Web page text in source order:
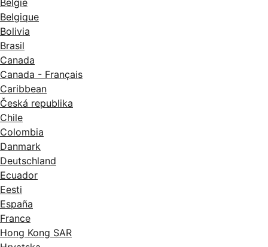
Belgique
Bolivia
Brasil
Canada
Canada - Français
Caribbean
Česká republika
Chile
Colombia
Danmark
Deutschland
Ecuador
Eesti
España
France
Hong Kong SAR
Hrvatska